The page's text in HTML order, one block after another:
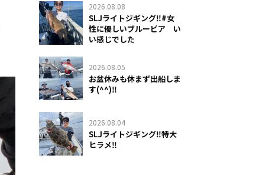
2026.08.08
SLJライトジギング‼️#女
性に優しいブルーピア い
い感じでした
2026.08.05
お盆休みも休まず出船しま
す(^^)‼️
2026.08.04
SLJライトジギング‼️特大
ヒラメ‼️